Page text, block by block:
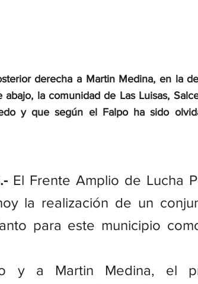
derecha a Martin Medina, en la
la comunidad de Las Luisas,
y que según el Falpo ha sido
El Frente Amplio de Lucha
la realización de un
para este municipio
y a Martin Medina, el